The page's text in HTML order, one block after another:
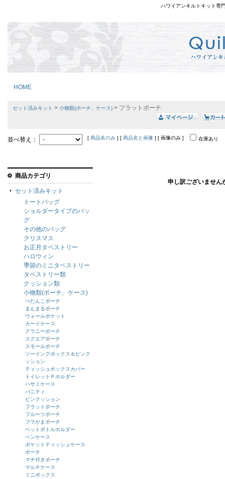
ハワイアンキルトキット専
HOME
セット済みキット > 小物類(ポーチ、ケース) > フラットポーチ
並べ替え： [ 商品名のみ ] [ 商品名と画像 ] [ 画像のみ ] 在庫あり
申し訳ございません
商品カテゴリ
セット済みキット
トートバッグ
ショルダータイプのバッ
グ
その他のバッグ
クリスマス
お正月タペストリー
ハロウィン
季節のミニタペストリー
タペストリー類
クッション類
小物類(ポーチ、ケース)
ぺたんこポーチ
まんまるポーチ
ウォールポケット
カードケース
グラニーポーチ
スクエアポーチ
スモールポーチ
ソーイングボックス＆ピンク
ッション
ティッシュボックスカバー
トイレットＰホルダー
ハサミケース
バニティ
ピンクッション
フラットポーチ
フルーツポーチ
プラがまポーチ
ペットボトルホルダー
ペンケース
ポケットティッシュケース
ポーチ
マチ付きポーチ
マルチケース
ミニボックス